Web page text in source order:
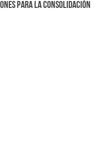
para la consolidación